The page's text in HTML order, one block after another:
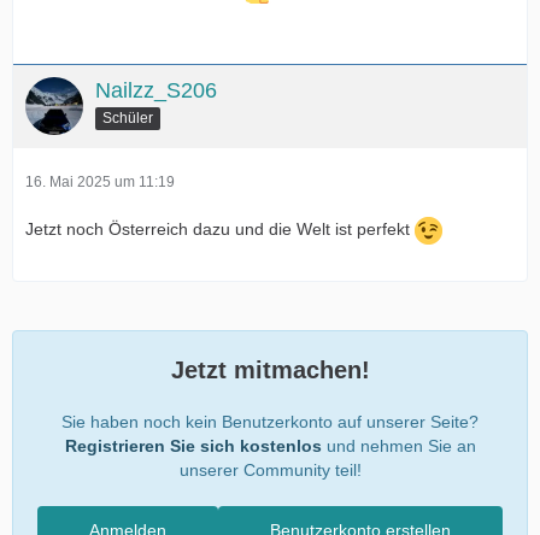
Nailzz_S206
Schüler
16. Mai 2025 um 11:19
Jetzt noch Österreich dazu und die Welt ist perfekt
Jetzt mitmachen!
Sie haben noch kein Benutzerkonto auf unserer Seite?
Registrieren Sie sich kostenlos und nehmen Sie an
unserer Community teil!
Benutzerkonto erstellen
Anmelden